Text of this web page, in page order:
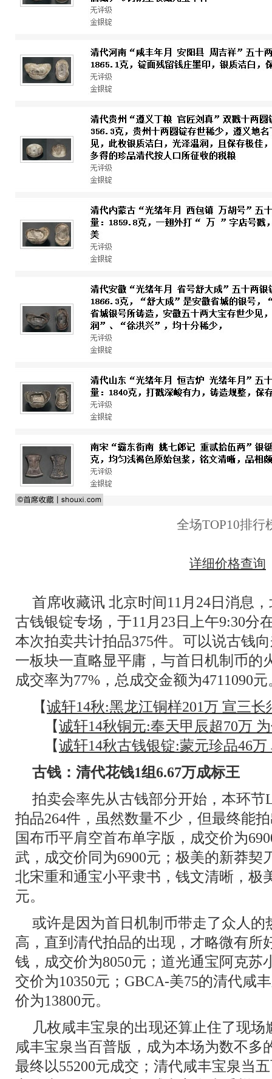
全场TOP10排行
详细价格查询
首席收藏讯 北京时间11月24日消息
古钱银锭专场，于11月23日上午9:30分
本次拍卖共计拍品375件。可以说古钱
一板块一直略显平庸，与首日机制币的
成交率为77%，总成交金额为4711090元
【诚轩14秋:黑龙江铜样201万 宣三长
【诚轩14秋铜元:奉天甲辰超70万
【诚轩14秋古钱银锭:蒙元珍品46万
古钱：清代花钱1组6.67万成标王
拍卖会率先从古钱部分开始，本环节
拍品264件，虽然数量不少，但最终能
国布币平肩空首布单字版，成交价为
武，成交价同为6900元；极美的新莽契
北宋重和通宝小平隶书，钱文清晰，极
元。
或许是因为首日机制币带走了众人的
高，直到清代拍品的出现，才略微有所
钱，成交价为8050元；道光通宝阿克苏
交价为10350元；GBCA-美75的清代咸
价为13800元。
几枚咸丰宝泉的出现还算止住了现
咸丰宝泉当百普版，成为本场为数不多
最终以55200元成交；清代咸丰宝泉当